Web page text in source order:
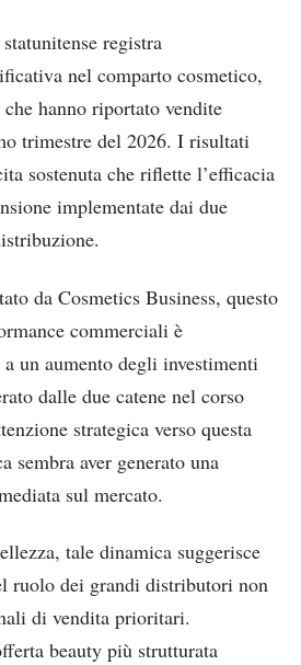
registra
nel comparto cosmetico,
hanno riportato vendite
trimestre del 2026. I risultati
sostenuta che riflette l’efficacia
implementate dai due
da Cosmetics Business, questo
commerciali è
un aumento degli investimenti
dalle due catene nel corso
strategica verso questa
sembra aver generato una
sul mercato.
tale dinamica suggerisce
ruolo dei grandi distributori non
di vendita prioritari.
beauty più strutturata